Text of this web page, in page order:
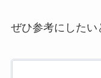
ぜひ参考にしたい